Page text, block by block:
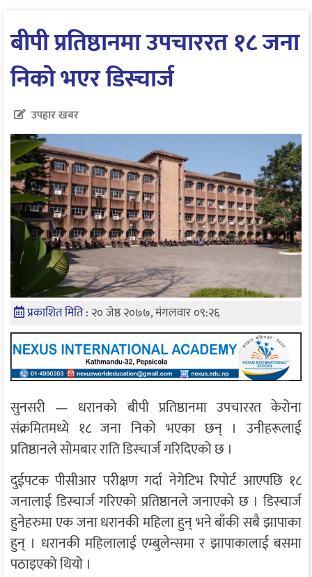
बीपी प्रतिष्ठानमा उपचाररत १८ जना
निको भएर डिस्चार्ज
उपहार खबर
प्रकाशित मिति : २० जेष्ठ २०७७, मंगलवार ०९:२६
सुनसरी — धरानको बीपी प्रतिष्ठानमा उपचाररत केरोना
संक्रमितमध्ये १८ जना निको भएका छन् । उनीहरूलाई
प्रतिष्ठानले सोमबार राति डिस्चार्ज गरिदिएको छ ।
दुईपटक पीसीआर परीक्षण गर्दा नेगेटिभ रिपोर्ट आएपछि १८
जनालाई डिस्चार्ज गरिएको प्रतिष्ठानले जनाएको छ । डिस्चार्ज
हुनेहरुमा एक जना धरानकी महिला हुन् भने बाँकी सबै झापाका
हुन् । धरानकी महिलालाई एम्बुलेन्समा र झापाकालाई बसमा
पठाइएको थियो ।